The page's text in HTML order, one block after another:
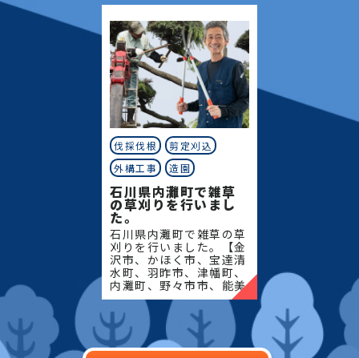
島市、能登町、珠州市】
地域密
伐採伐根
剪定刈込
外構工事
造園
石川県内灘町で雑草
の草刈りを行いまし
た。
石川県内灘町で雑草の草
刈りを行いました。【金
沢市、かほく市、宝達清
水町、羽昨市、津幡町、
内灘町、野々市市、能美
市、川北町、小松市、白
山市、中能登町、七尾
市、志賀町、穴水町、輪
島市、能登町、珠州市】
地域